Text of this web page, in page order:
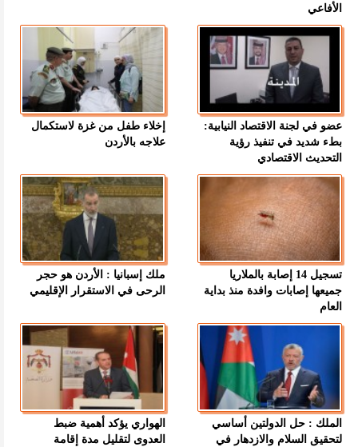
الأفاعي
عضو في لجنة الاقتصاد النيابية:
بطء شديد في تنفيذ رؤية
التحديث الاقتصادي
إخلاء طفل من غزة لاستكمال
علاجه بالأردن
تسجيل 14 إصابة بالملاريا
جميعها إصابات وافدة منذ بداية
العام
ملك إسبانيا : الأردن هو حجر
الرحى في الاستقرار الإقليمي
الملك : حل الدولتين أساسي
لتحقيق السلام والازدهار في
الهواري يؤكد أهمية ضبط
العدوى لتقليل مدة إقامة